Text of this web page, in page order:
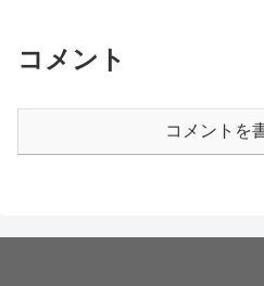
コメント
コメントを